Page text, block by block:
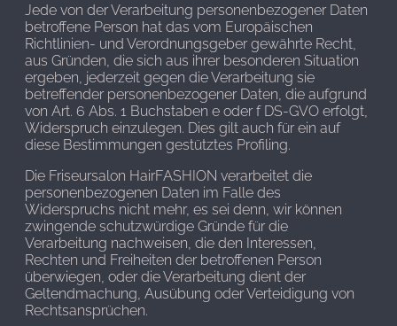
Jede von der Verarbeitung personenbezogener Daten
betroffene Person hat das vom Europäischen
Richtlinien- und Verordnungsgeber gewährte Recht,
aus Gründen, die sich aus ihrer besonderen Situation
ergeben, jederzeit gegen die Verarbeitung sie
betreffender personenbezogener Daten, die aufgrund
von Art. 6 Abs. 1 Buchstaben e oder f DS-GVO erfolgt,
Widerspruch einzulegen. Dies gilt auch für ein auf
diese Bestimmungen gestütztes Profiling.
Die Friseursalon HairFASHION verarbeitet die
personenbezogenen Daten im Falle des
Widerspruchs nicht mehr, es sei denn, wir können
zwingende schutzwürdige Gründe für die
Verarbeitung nachweisen, die den Interessen,
Rechten und Freiheiten der betroffenen Person
überwiegen, oder die Verarbeitung dient der
Geltendmachung, Ausübung oder Verteidigung von
Rechtsansprüchen.